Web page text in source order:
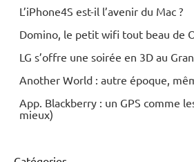
L’iPhone4S est-il l’avenir du Mac ?
Domino, le petit wifi tout beau de
LG s’offre une soirée en 3D au
Another World : autre époque,
App. Blackberry : un GPS comme
mieux)